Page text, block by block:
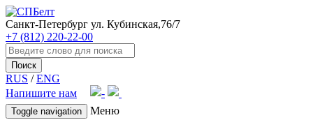
Санкт-Петербург ул. Кубинская,76/7
+7 (812) 220-22-00
Поиск
RUS /ENG
Напишите нам
Toggle navigation Меню